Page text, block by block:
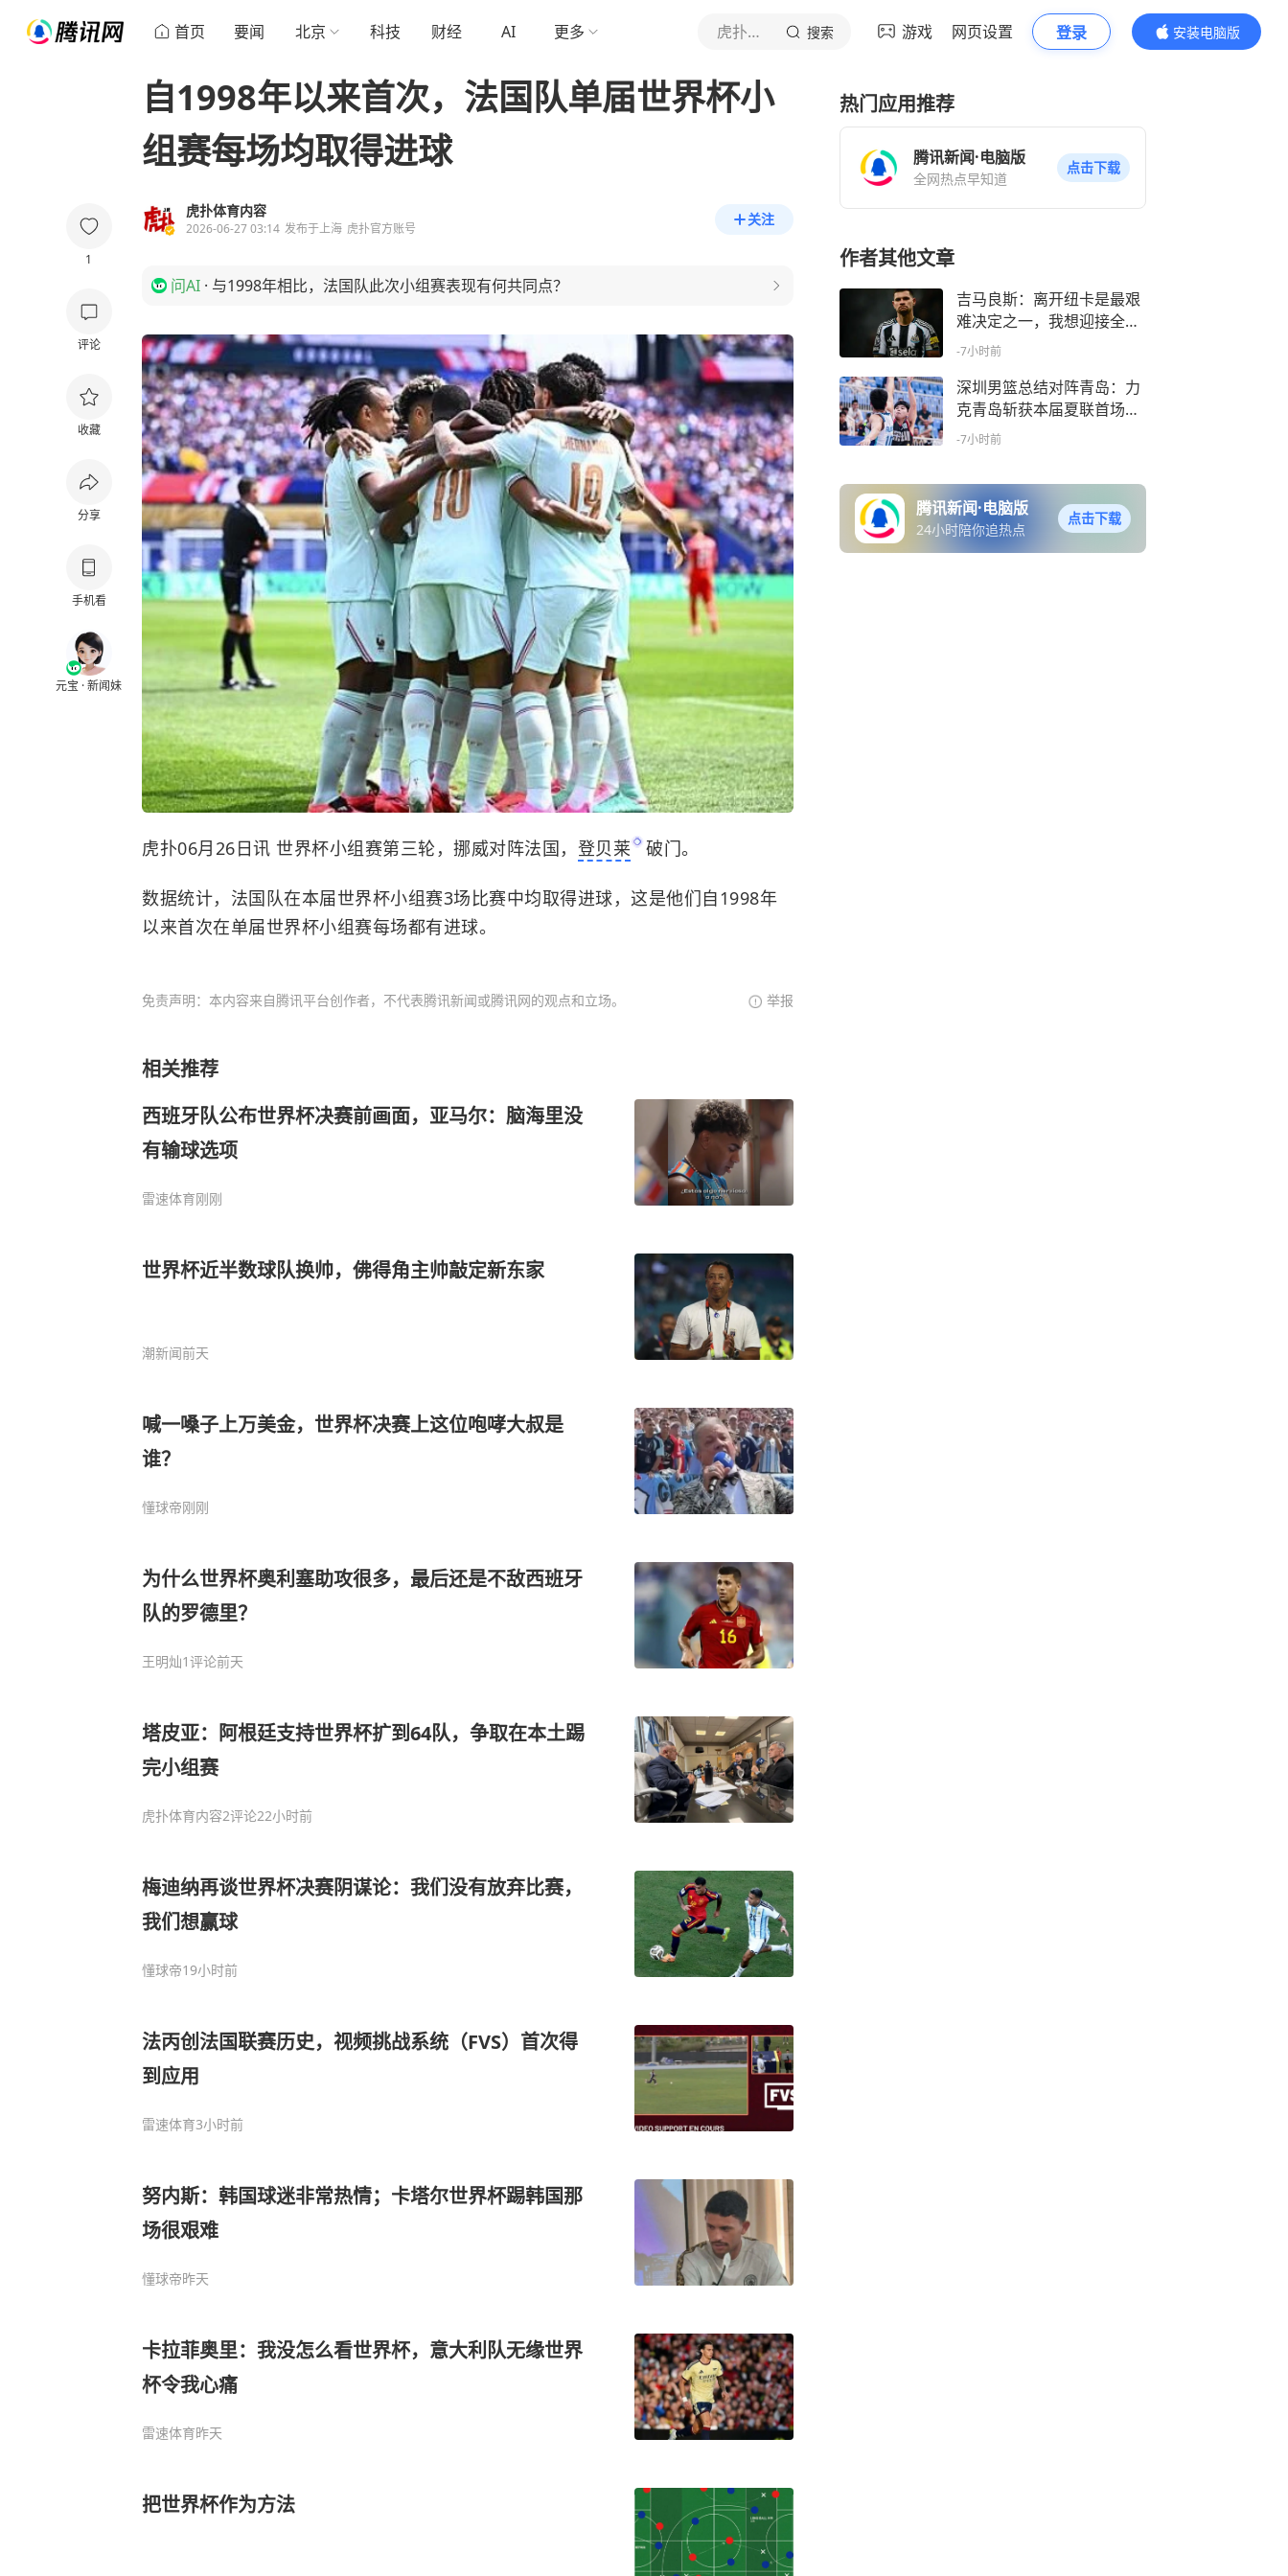
首页 要闻 北京 科技 财经 AI 更多 虎扑体育内容 搜索 游戏 网页设置 登录
安装电脑版
内容更精彩
1
评论
收藏
分享
手机看
元宝 · 新闻妹
自1998年以来首次，法国队单届世界杯小
组赛每场均取得进球
虎扑体育内容
2026-06-27 03:14 发布于上海 虎扑官方账号
关注
问AI · 与1998年相比，法国队此次小组赛表现有何共同点？
虎扑06月26日讯 世界杯小组赛第三轮，挪威对阵法国， 登贝莱 破门。
数据统计，法国队在本届世界杯小组赛3场比赛中均取得进球，这是他们自1998年
以来首次在单届世界杯小组赛每场都有进球。
免责声明：本内容来自腾讯平台创作者，不代表腾讯新闻或腾讯网的观点和立场。 举报
相关推荐
西班牙队公布世界杯决赛前画面，亚马尔：脑海里没
有输球选项
雷速体育刚刚
世界杯近半数球队换帅，佛得角主帅敲定新东家
潮新闻前天
喊一嗓子上万美金，世界杯决赛上这位咆哮大叔是
谁？
懂球帝刚刚
为什么世界杯奥利塞助攻很多，最后还是不敌西班牙
队的罗德里？
王明灿1评论前天
塔皮亚：阿根廷支持世界杯扩到64队，争取在本土踢
完小组赛
虎扑体育内容2评论22小时前
梅迪纳再谈世界杯决赛阴谋论：我们没有放弃比赛，
我们想赢球
懂球帝19小时前
法丙创法国联赛历史，视频挑战系统（FVS）首次得
到应用
雷速体育3小时前
努内斯：韩国球迷非常热情；卡塔尔世界杯踢韩国那
场很艰难
懂球帝昨天
卡拉菲奥里：我没怎么看世界杯，意大利队无缘世界
杯令我心痛
雷速体育昨天
把世界杯作为方法
热门应用推荐
腾讯新闻·电脑版
全网热点早知道
点击下载
作者其他文章
吉马良斯：离开纽卡是最艰
难决定之一，我想迎接全新
挑战
-7小时前
深圳男篮总结对阵青岛：力
克青岛斩获本届夏联首场胜
利
-7小时前
腾讯新闻·电脑版
24小时陪你追热点
点击下载